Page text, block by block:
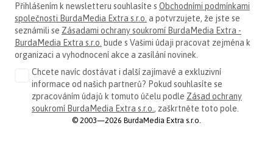
Přihlášením k newsletteru souhlasíte s Obchodními podmínkami
společnosti BurdaMedia Extra s.r.o. a potvrzujete, že jste se
seznámili se Zásadami ochrany soukromí BurdaMedia Extra -
BurdaMedia Extra s.r.o. bude s Vašimi údaji pracovat zejména k
organizaci a vyhodnocení akce a zasílání novinek.
Chcete navíc dostávat i další zajímavé a exkluzivní
informace od našich partnerů? Pokud souhlasíte se
zpracováním údajů k tomuto účelu podle Zásad ochrany
soukromí BurdaMedia Extra s.r.o. , zaškrtněte toto pole.
© 2003—2026 BurdaMedia Extra s.r.o.